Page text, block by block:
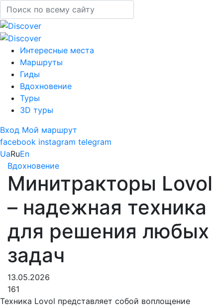
Интересные места
Маршруты
Гиды
Вдохновение
Туры
3D туры
Вход Мой маршрут
facebook instagram telegram
UaRuEn
Вдохновение
Минитракторы Lovol
– надежная техника
для решения любых
задач
13.05.2026
161
Техника Lovol представляет собой воплощение